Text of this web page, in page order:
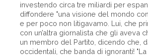
investendo circa tre miliardi per
diffondere "una visione del mondo con
e per poco non litigavamo. Lui, che
con un’altra giornalista che gli aveva
un membro del Partito, dicendo che,
occidentali, che banda di ignoranti! "La